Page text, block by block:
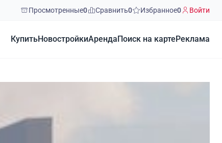
Просмотренные0 Сравнить0 Избранное0 Войти
КупитьНовостройкиАренда Поиск на карте Реклама